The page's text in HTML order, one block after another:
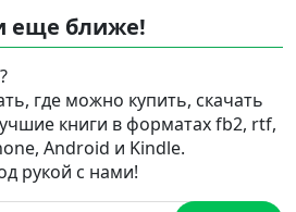
еще ближе!
где можно купить, скачать
книги в форматах fb2, rtf,
Android и Kindle.
рукой с нами!